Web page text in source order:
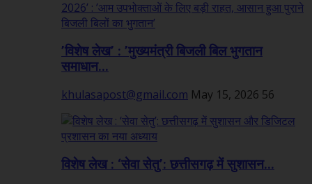
’विशेष लेख’ : ’मुख्यमंत्री बिजली बिल भुगतान
समाधान...
khulasapost@gmail.com May 15, 2026 56
विशेष लेख : ‘सेवा सेतु’: छत्तीसगढ़ में सुशासन...